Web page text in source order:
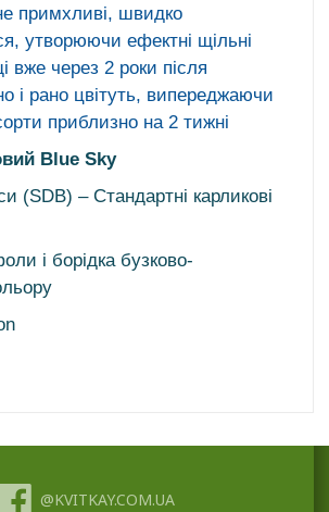
примхливі, швидко
, утворюючи ефектні щільні
вже через 2 роки після
і рано цвітуть, випереджаючи
приблизно на 2 тижні
Blue Sky
(SDB) – Стандартні карликові
і борідка бузково-
@KVITKAY.COM.UA